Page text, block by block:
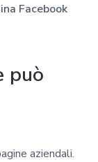
Facebook
può
aziendali.